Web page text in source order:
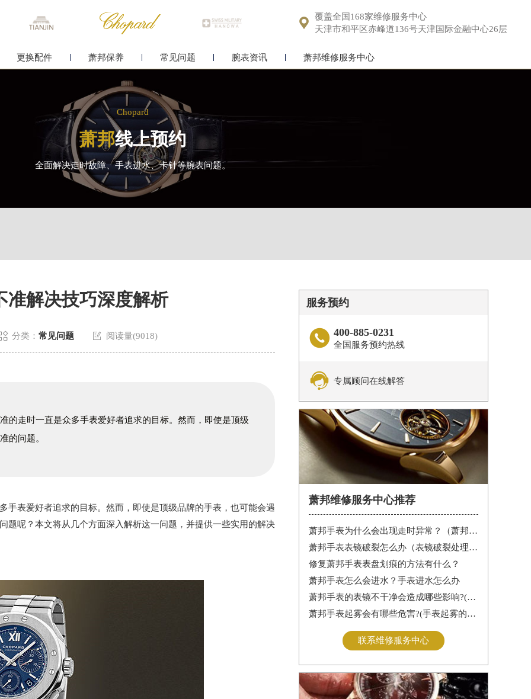

覆盖全国168家维修服务中心
天津市和平区赤峰道136号天津国际金融中心26层
更换配件 萧邦保养 常见问题 腕表资讯 萧邦维修服务中心
Chopard
萧邦线上预约
全面解决走时故障、手表进水、卡针等腕表问题。
准解决技巧深度解析
分类： 常见问题  阅读量(9018)
的走时一直是众多手表爱好者追求的目标。然而，即使是顶级
的问题。
表爱好者追求的目标。然而，即使是顶级品牌的手表，也可能会遇
题呢？本文将从几个方面深入解析这一问题，并提供一些实用的解决
服务预约
 400-885-0231
全国服务预约热线
 专属顾问在线解答
萧邦维修服务中心推荐
萧邦手表为什么会出现走时异常？（萧邦手表走时不准）
萧邦手表表镜破裂怎么办（表镜破裂处理措施）
修复萧邦手表表盘划痕的方法有什么？
萧邦手表怎么会进水？手表进水怎么办
萧邦手表的表镜不干净会造成哪些影响?(表镜有污渍的危害)
萧邦手表起雾会有哪些危害?(手表起雾的危害)
联系维修服务中心